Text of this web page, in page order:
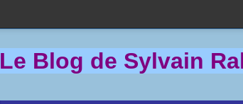
Le Blog de Sylvain